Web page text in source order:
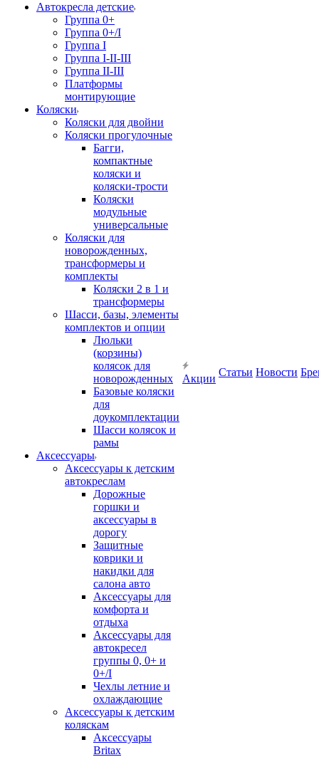
Автокресла детские
Группа 0+
Группа 0+/I
Группа I
Группа I-II-III
Группа II-III
Платформы
монтирующие
Коляски
Коляски для двойни
Коляски прогулочные
Багги,
компактные
коляски и
коляски-трости
Коляски
модульные
универсальные
Коляски для
новорожденных,
трансформеры и
комплекты
Коляски 2 в 1 и
трансформеры
Шасси, базы, элементы
комплектов и опции
Люльки
(корзины)
колясок для
новорожденных
Базовые коляски
для
доукомплектации
Шасси колясок и
рамы
Аксессуары
Аксессуары к детским
автокреслам
Дорожные
горшки и
аксессуары в
дорогу
Защитные
коврики и
накидки для
салона авто
Аксессуары для
комфорта и
отдыха
Аксессуары для
автокресел
группы 0, 0+ и
0+/I
Чехлы летние и
охлаждающие
Аксессуары к детским
коляскам
Аксессуары
Britax
Акции
Статьи Новости